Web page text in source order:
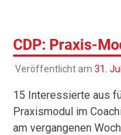
CDP: Praxis-
Veröffentlicht am 31.
15 Interessierte aus
Praxismodul im
am vergangenen